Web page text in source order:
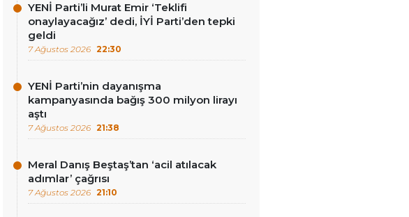
YENİ Parti’li Murat Emir ‘Teklifi
onaylayacağız’ dedi, İYİ Parti’den tepki
geldi
7 Ağustos 2026 22:30
YENİ Parti’nin dayanışma
kampanyasında bağış 300 milyon lirayı
aştı
7 Ağustos 2026 21:38
Meral Danış Beştaş’tan ‘acil atılacak
adımlar’ çağrısı
7 Ağustos 2026 21:10